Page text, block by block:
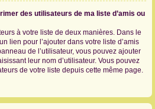
des utilisateurs de ma liste d’amis ou
à votre liste de deux manières. Dans le
lien pour l’ajouter dans votre liste d’amis
de l’utilisateur, vous pouvez ajouter
leur nom d’utilisateur. Vous pouvez
de votre liste depuis cette même page.